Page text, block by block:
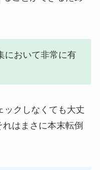
において非常に有
ックしなくても大丈
はまさに本末転倒